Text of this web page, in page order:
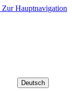
Zur Hauptnavigation
Deutsch